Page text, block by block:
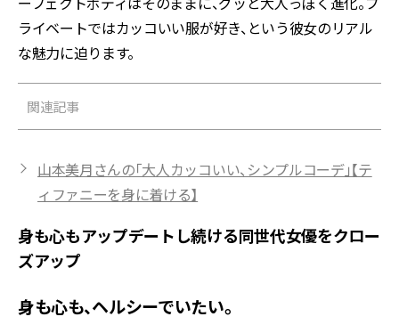
ライベートではカッコいい服が好き、という彼女のリアル
な魅力に迫ります。
関連記事
山本美月さんの「大人カッコいい、シンプルコーデ」【テ
ィファニーを身に着ける】
身も心もアップデートし続ける同世代女優をクロー
ズアップ
身も心も、ヘルシーでいたい。